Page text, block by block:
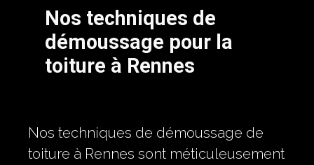
Nos techniques de
démoussage pour la
toiture à Rennes
Nos techniques de démoussage de
toiture à Rennes sont méticuleusement